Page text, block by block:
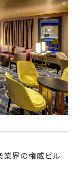
業界の権威ビル